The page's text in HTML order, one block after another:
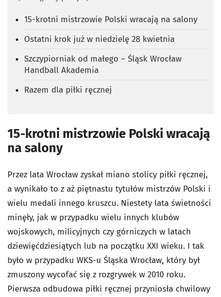
15-krotni mistrzowie Polski wracają na salony
Ostatni krok już w niedzielę 28 kwietnia
Szczypiorniak od małego – Śląsk Wrocław
Handball Akademia
Razem dla piłki ręcznej
15-krotni mistrzowie Polski wracają
na salony
Przez lata Wrocław zyskał miano stolicy piłki ręcznej,
a wynikało to z aż piętnastu tytułów mistrzów Polski i
wielu medali innego kruszcu. Niestety lata świetności
minęły, jak w przypadku wielu innych klubów
wojskowych, milicyjnych czy górniczych w latach
dziewięćdziesiątych lub na początku XXI wieku. I tak
było w przypadku WKS-u Śląska Wrocław, który był
zmuszony wycofać się z rozgrywek w 2010 roku.
Pierwsza odbudowa piłki ręcznej przyniosła chwilowy